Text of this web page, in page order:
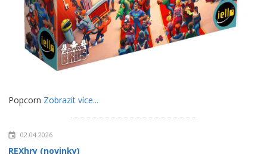
Popcorn Zobrazit více...
02.04.2026
REXhry (novinky)